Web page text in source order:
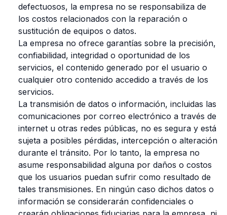
defectuosos, la empresa no se responsabiliza de
los costos relacionados con la reparación o
sustitución de equipos o datos.
La empresa no ofrece garantías sobre la precisión,
confiabilidad, integridad o oportunidad de los
servicios, el contenido generado por el usuario o
cualquier otro contenido accedido a través de los
servicios.
La transmisión de datos o información, incluidas las
comunicaciones por correo electrónico a través de
internet u otras redes públicas, no es segura y está
sujeta a posibles pérdidas, intercepción o alteración
durante el tránsito. Por lo tanto, la empresa no
asume responsabilidad alguna por daños o costos
que los usuarios puedan sufrir como resultado de
tales transmisiones. En ningún caso dichos datos o
información se considerarán confidenciales o